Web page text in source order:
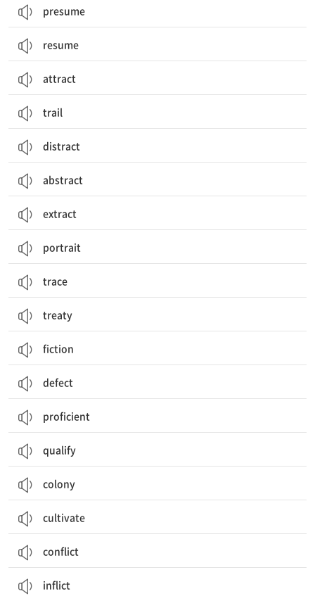
presume
resume
attract
trail
distract
abstract
extract
portrait
trace
treaty
fiction
defect
proficient
qualify
colony
cultivate
conflict
inflict